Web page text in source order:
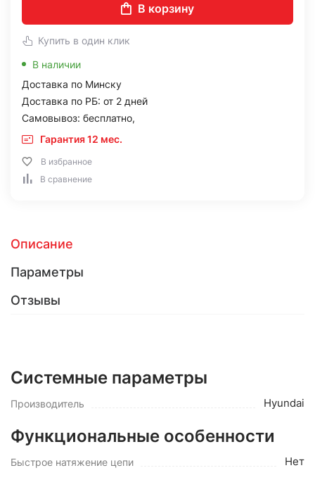
В корзину
Купить в один клик
В наличии
Доставка по Минску
Доставка по РБ: от 2 дней
Самовывоз: бесплатно,
Гарантия 12 мес.
В избранное
В сравнение
Описание
Параметры
Отзывы
Системные параметры
Производитель Hyundai
Функциональные особенности
Быстрое натяжение цепи Нет